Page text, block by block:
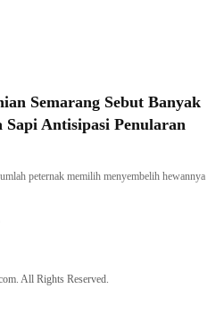
Semarang Sebut Banyak
Sapi Antisipasi Penularan
peternak memilih menyembelih hewannya
All Rights Reserved.